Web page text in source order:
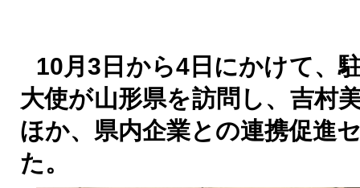
10月3 日から4日にかけて、
大使が山形県を訪問し、吉村
ほか、県内企業との連携促進
た。